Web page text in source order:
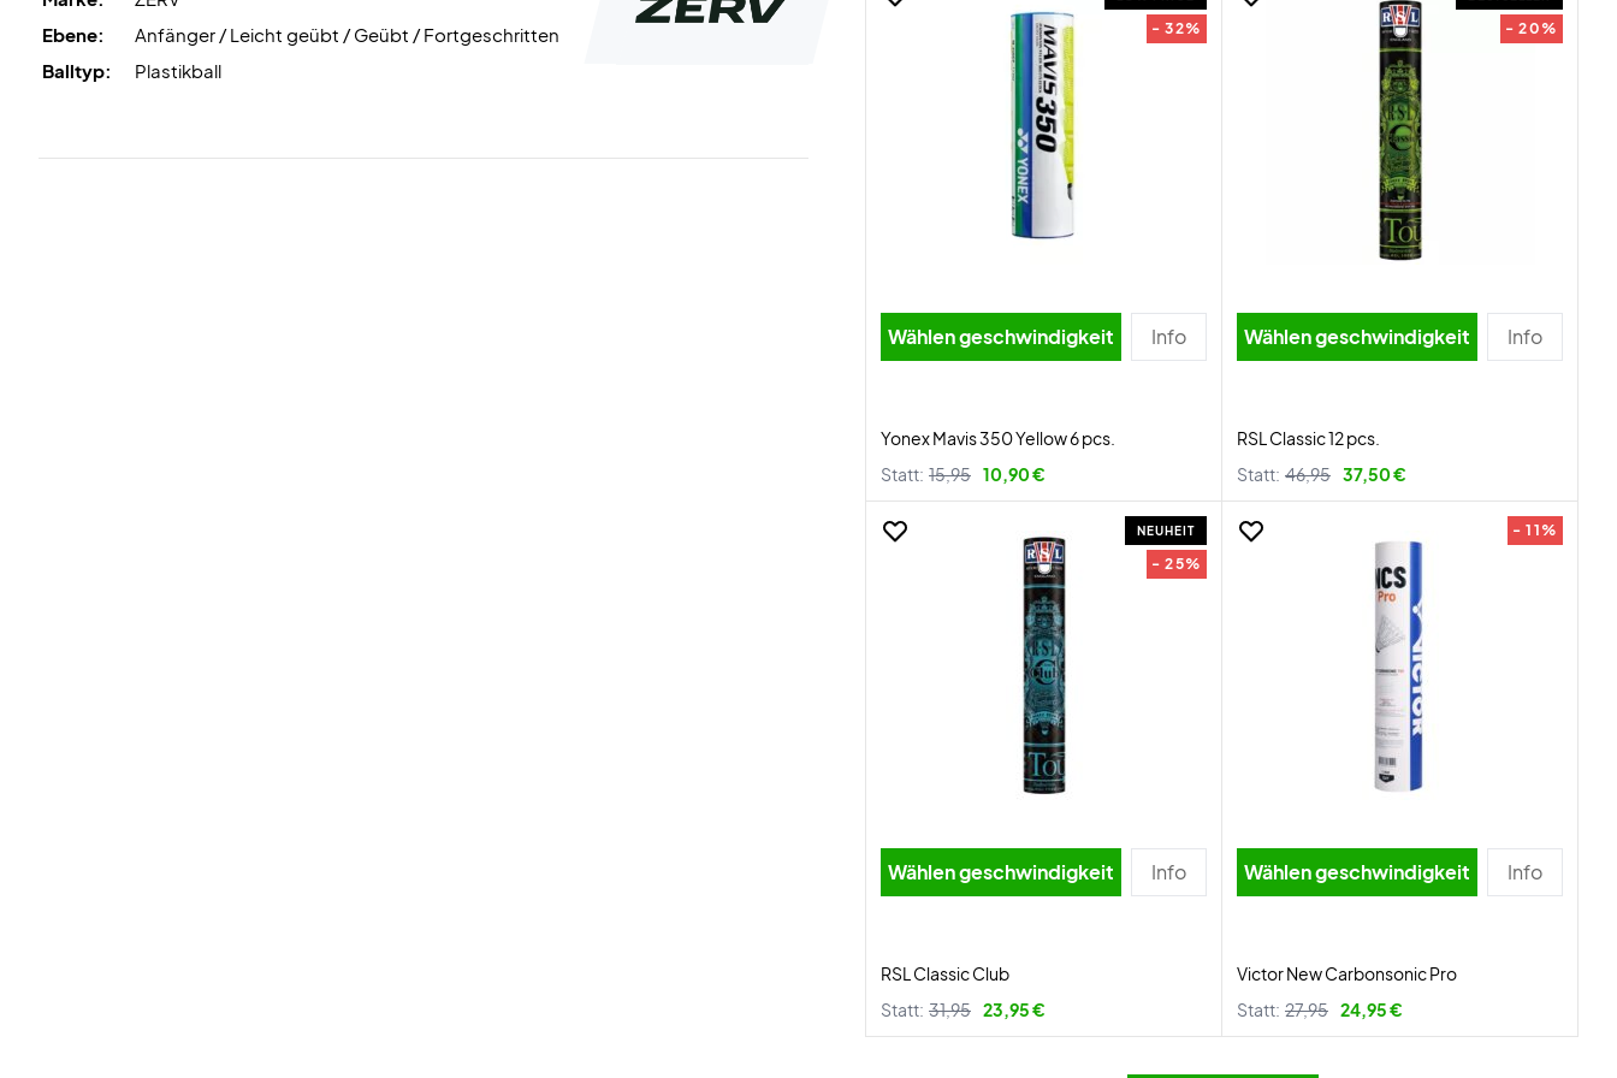
Ebene:
Anfänger / Leicht geübt / Geübt / Fortgeschritten
Balltyp:
Plastikball
- 32%
Wählen geschwindigkeit Info
Yonex Mavis 350 Yellow 6 pcs.
Statt: 15,95 10,90 €
- 20%
Wählen geschwindigkeit Info
RSL Classic 12 pcs.
Statt: 46,95 37,50 €
NEUHEIT
- 25%
Wählen geschwindigkeit Info
RSL Classic Club
Statt: 31,95 23,95 €
- 11%
Wählen geschwindigkeit Info
Victor New Carbonsonic Pro
Statt: 27,95 24,95 €